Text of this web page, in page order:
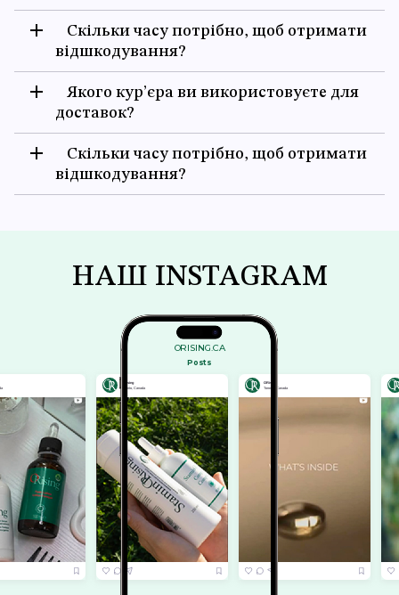
Скільки часу потрібно, щоб отримати
відшкодування?
Якого кур’єра ви використовуєте для
доставок?
Скільки часу потрібно, щоб отримати
відшкодування?
НАШ INSTAGRAM
ORISING.CA
Posts